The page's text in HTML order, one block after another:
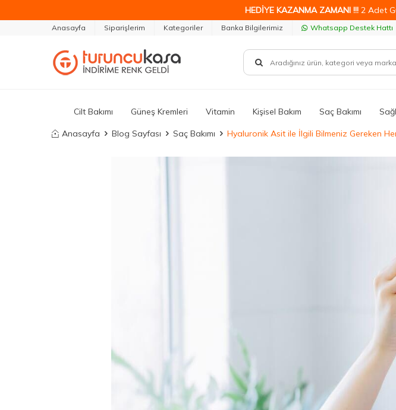
HEDİYE KAZANMA ZAMANI !!! 2 Adet
Anasayfa Siparişlerim Kategoriler Banka Bilgilerimiz Whatsapp Destek Hattı
Cilt Bakımı Güneş Kremleri Vitamin Kişisel Bakım Saç Bakımı
Anasayfa Blog Sayfası Saç Bakımı Hyaluronik Asit ile İlgili Bilmeniz Gereken